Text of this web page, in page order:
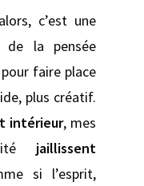
c’est une
de la pensée
faire place
plus créatif.
intérieur, mes
jaillissent
si l’esprit,